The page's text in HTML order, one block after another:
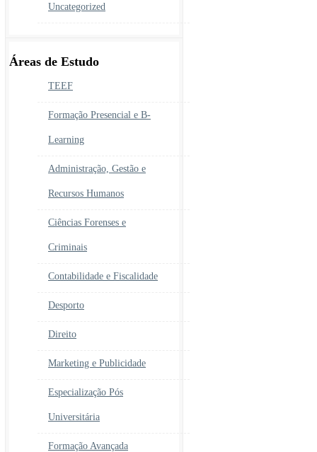
Uncategorized
Áreas de Estudo
TEEF
Formação Presencial e B-
Learning
Administração, Gestão e
Recursos Humanos
Ciências Forenses e
Criminais
Contabilidade e Fiscalidade
Desporto
Direito
Marketing e Publicidade
Especialização Pós
Universitária
Formação Avançada